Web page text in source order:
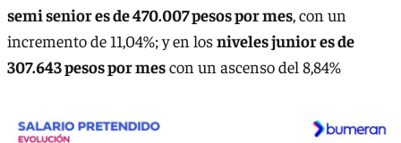
semi senior es de 470.007 pesos por mes, con un
incremento de 11,04%; y en losniveles junior es de
307.643 pesos por mescon un ascenso del 8,84%